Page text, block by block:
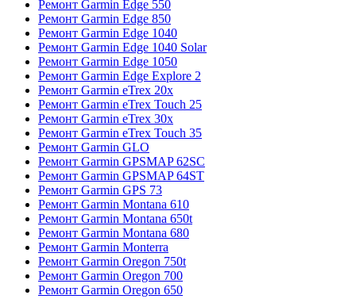
Ремонт Garmin Edge 550
Ремонт Garmin Edge 850
Ремонт Garmin Edge 1040
Ремонт Garmin Edge 1040 Solar
Ремонт Garmin Edge 1050
Ремонт Garmin Edge Explore 2
Ремонт Garmin eTrex 20x
Ремонт Garmin eTrex Touch 25
Ремонт Garmin eTrex 30x
Ремонт Garmin eTrex Touch 35
Ремонт Garmin GLO
Ремонт Garmin GPSMAP 62SC
Ремонт Garmin GPSMAP 64ST
Ремонт Garmin GPS 73
Ремонт Garmin Montana 610
Ремонт Garmin Montana 650t
Ремонт Garmin Montana 680
Ремонт Garmin Monterra
Ремонт Garmin Oregon 750t
Ремонт Garmin Oregon 700
Ремонт Garmin Oregon 650